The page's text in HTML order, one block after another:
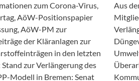
Aktuelle Beiträge zum Thema
„Best Practice“
zum Corona-Virus,
AöW-Positionspapier
AöW-PM zur
der Kläranlagen zur
in den letzten
zur Verlängerung des
Modell in Bremen: Senat
Aus